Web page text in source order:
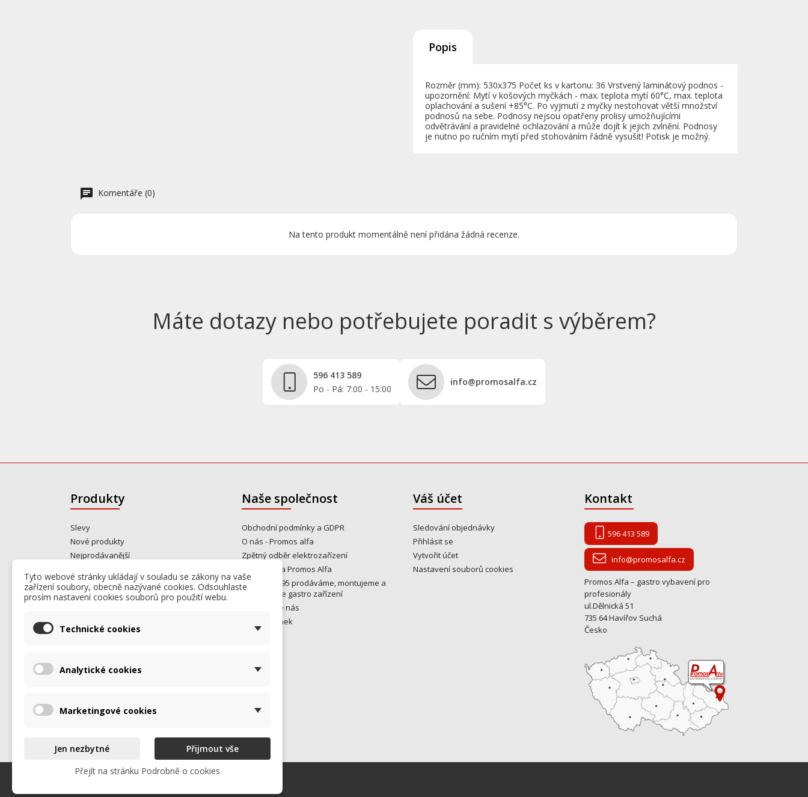
Popis
Rozměr (mm): 530x375 Počet ks v kartonu: 36 Vrstvený laminátový podnos -
upozornění: Mytí v košových myčkách - max. teplota mytí 60°C, max. teplota
oplachování a sušení +85°C. Po vyjmutí z myčky nestohovat větší množství
podnosů na sebe. Podnosy nejsou opatřeny prolisy umožňujícími
odvětrávání a pravidelné ochlazování a může dojít k jejich zvlnění. Podnosy
je nutno po ručním mytí před stohováním řádně vysušit! Potisk je možný.
Komentáře (0)
Na tento produkt momentálně není přidána žádná recenze.
Máte dotazy nebo potřebujete poradit s výběrem?
596 413 589
Po - Pá: 7:00 - 15:00
info@promosalfa.cz
Produkty
Slevy
Nové produkty
Nejprodávanější
Naše společnost
Obchodní podmínky a GDPR
O nás - Promos alfa
Zpětný odběr elektrozařízení
Kontakty na Promos Alfa
Od roku 1995 prodáváme, montujeme a
opravujeme gastro zařízení
Kontaktujte nás
Mapa stránek
Váš účet
Sledování objednávky
Přihlásit se
Vytvořit účet
Nastavení souborů cookies
Kontakt
596 413 589
info@promosalfa.cz
Promos Alfa – gastro vybavení pro
profesionály
ul.Dělnická 51
735 64 Havířov Suchá
Česko
Tyto webové stránky ukládají v souladu se zákony na vaše
zařízení soubory, obecně nazývané cookies. Odsouhlaste
prosím nastavení cookies souborů pro použití webu.
Technické cookies
Analytické cookies
Marketingové cookies
Jen nezbytné
Přijmout vše
Přejít na stránku Podrobně o cookies